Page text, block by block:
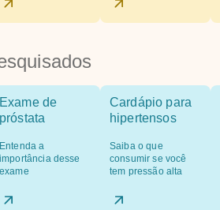
Exame de
próstata
Entenda a
importância desse
exame
Cardápio para
hipertensos
Saiba o que
consumir se você
tem pressão alta